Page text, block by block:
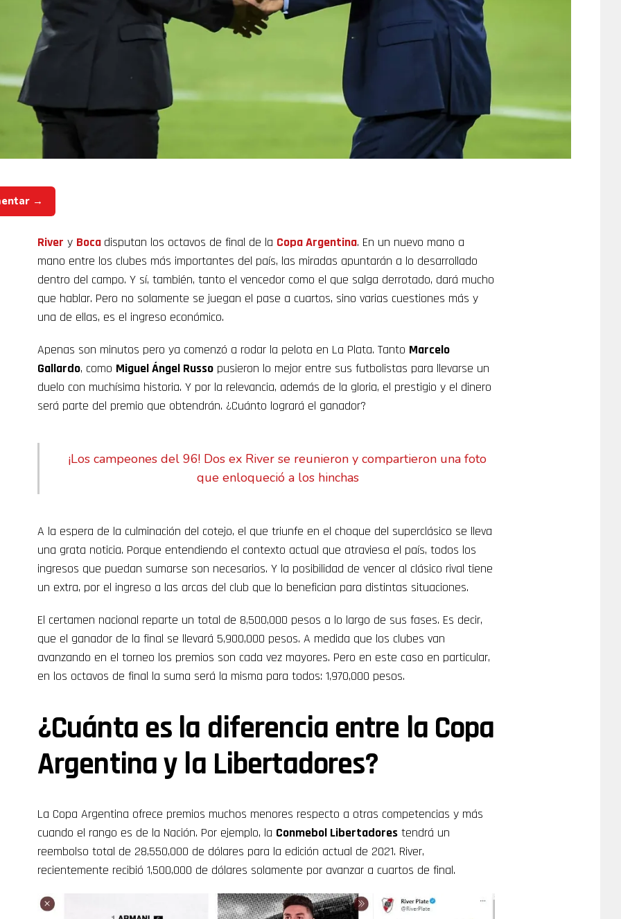
→
River y Boca disputan los octavos de final de la Copa Argentina. En un nuevo mano a
mano entre los clubes más importantes del país, las miradas apuntarán a lo desarrollado
dentro del campo. Y sí, también, tanto el vencedor como el que salga derrotado, dará mucho
que hablar. Pero no solamente se juegan el pase a cuartos, sino varias cuestiones más y
una de ellas, es el ingreso económico.
Apenas son minutos pero ya comenzó a rodar la pelota en La Plata. Tanto Marcelo
Gallardo, como Miguel Ángel Russo pusieron lo mejor entre sus futbolistas para llevarse un
duelo con muchísima historia. Y por la relevancia, además de la gloria, el prestigio y el dinero
será parte del premio que obtendrán. ¿Cuánto logrará el ganador?
¡Los campeones del 96! Dos ex River se reunieron y compartieron una foto
que enloqueció a los hinchas
A la espera de la culminación del cotejo, el que triunfe en el choque del superclásico se lleva
una grata noticia. Porque entendiendo el contexto actual que atraviesa el país, todos los
ingresos que puedan sumarse son necesarios. Y la posibilidad de vencer al clásico rival tiene
un extra, por el ingreso a las arcas del club que lo benefician para distintas situaciones.
El certamen nacional reparte un total de 8,500,000 pesos a lo largo de sus fases. Es decir,
que el ganador de la final se llevará 5,900,000 pesos. A medida que los clubes van
avanzando en el torneo los premios son cada vez mayores. Pero en este caso en particular,
en los octavos de final la suma será la misma para todos: 1,970,000 pesos.
¿Cuánta es la diferencia entre la Copa
Argentina y la Libertadores?
La Copa Argentina ofrece premios muchos menores respecto a otras competencias y más
cuando el rango es de la Nación. Por ejemplo, la Conmebol Libertadores tendrá un
reembolso total de 28,550,000 de dólares para la edición actual de 2021. River,
recientemente recibió 1,500,000 de dólares solamente por avanzar a cuartos de final.